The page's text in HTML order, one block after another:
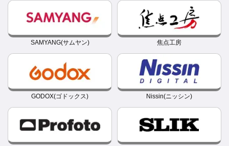
SAMYANG(サムヤン) 焦点工房
GODOX(ゴドックス) Nissin(ニッシン)